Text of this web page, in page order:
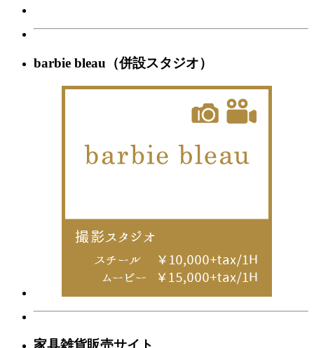
barbie bleau（併設スタジオ）